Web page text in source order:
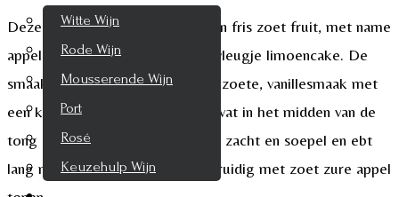
Witte Wijn
Rode Wijn
Mousserende Wijn
Port
Rosé
Keuzehulp Wijn
Deze whisky heeft een aroma van fris zoet fruit, met name
appel en peer, beetje honing en vleugje limoencake. De
smaak is een verrassende zachte zoete, vanillesmaak met
een kruidige vleugje van kaneel wat in het midden van de
tong intrigeert. De finish is mooi zacht en soepel en ebt
lang na Licht bitter medicinaal, kruidig met zoet zure appel